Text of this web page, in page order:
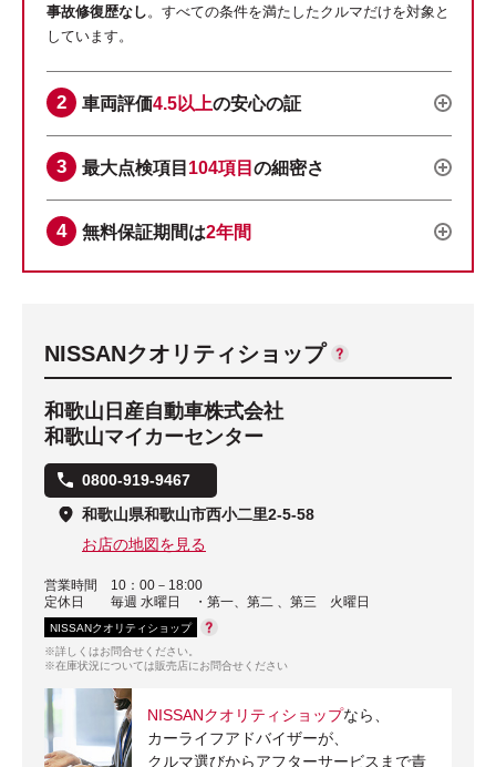
事故修復歴なし 。すべての条件を満たしたクルマだけを対象と
しています。
車両評価4.5以上の安心の証
最大点検項目 104項目 の細密さ
無料保証期間は2年間
NISSANクオリティショップ
和歌山日産自動車株式会社
和歌山マイカーセンター
0800-919-9467
和歌山県和歌山市西小二里2-5-58
お店の地図を見る
営業時間
10：00－18:00
定休日
毎週 水曜日 ・第一、第二 、第三 火曜日
NISSANクオリティショップ
※詳しくはお問合せください。
※在庫状況については販売店にお問合せください
NISSANクオリティショップなら、
カーライフアドバイザーが、
クルマ選びからアフターサービスまで責